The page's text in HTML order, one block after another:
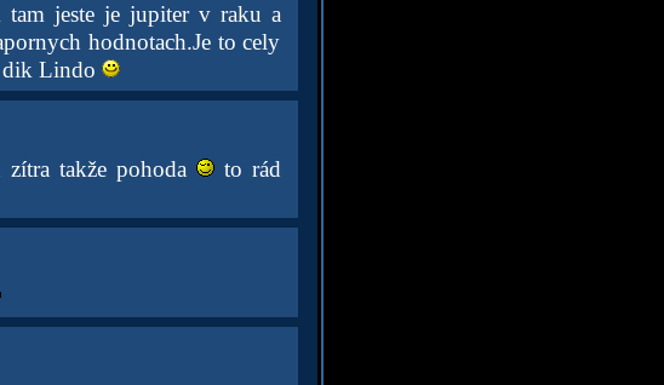
tam jeste je jupiter v raku a
hodnotach.Je to cely
dik Lindo
takže pohoda
to rád